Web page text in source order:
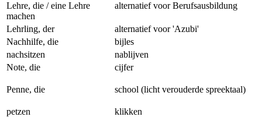
Lehre, die / eine Lehre
machen
alternatief voor Berufsausbildung
Lehrling, der
alternatief voor 'Azubi'
Nachhilfe, die
bijles
nachsitzen
nablijven
Note, die
cijfer
Penne, die school (licht verouderde spreektaal)
petzen
klikken